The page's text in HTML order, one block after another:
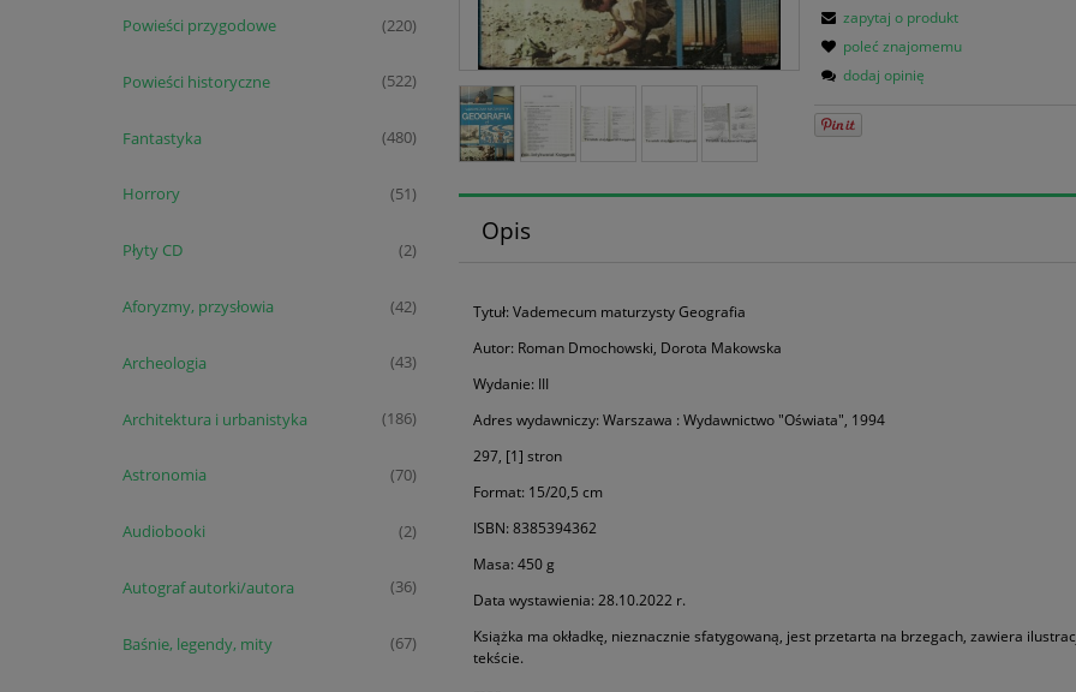
Powieści przygodowe (220)
Powieści historyczne (522)
Fantastyka (480)
Horrory (51)
Płyty CD (2)
Aforyzmy, przysłowia (42)
Archeologia (43)
Architektura i urbanistyka (186)
Astronomia (70)
Audiobooki (2)
Autograf autorki/autora (36)
Baśnie, legendy, mity (67)
zapytaj o produkt
poleć znajomemu
dodaj opinię
Opis
Tytuł: Vademecum maturzysty Geografia
Autor: Roman Dmochowski, Dorota Makowska
Wydanie: III
Adres wydawniczy: Warszawa : Wydawnictwo "Oświata", 1994
297, [1] stron
Format: 15/20,5 cm
ISBN: 8385394362
Masa: 450 g
Data wystawienia: 28.10.2022 r.
Książka ma okładkę, nieznacznie sfatygowaną, jest przetarta na brzegach, zawiera
tekście.